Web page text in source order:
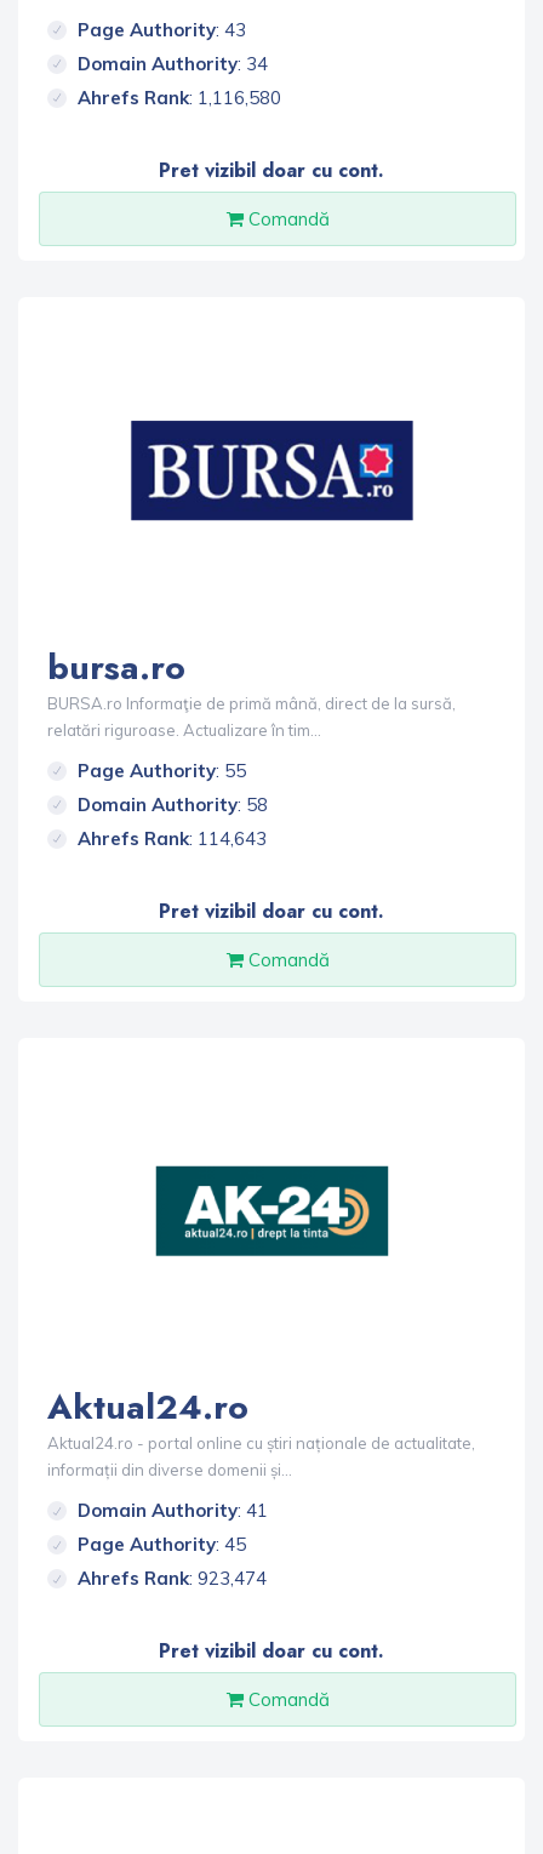
Page Authority: 43
Domain Authority: 34
Ahrefs Rank: 1,116,580
Pret vizibil doar cu cont.
Comandă
bursa.ro
BURSA.ro Informaţie de primă mână, direct de la sursă,
relatări riguroase. Actualizare în tim...
Page Authority: 55
Domain Authority: 58
Ahrefs Rank: 114,643
Pret vizibil doar cu cont.
Comandă
Aktual24.ro
Aktual24.ro - portal online cu știri naționale de actualitate,
informații din diverse domenii și...
Domain Authority: 41
Page Authority: 45
Ahrefs Rank: 923,474
Pret vizibil doar cu cont.
Comandă